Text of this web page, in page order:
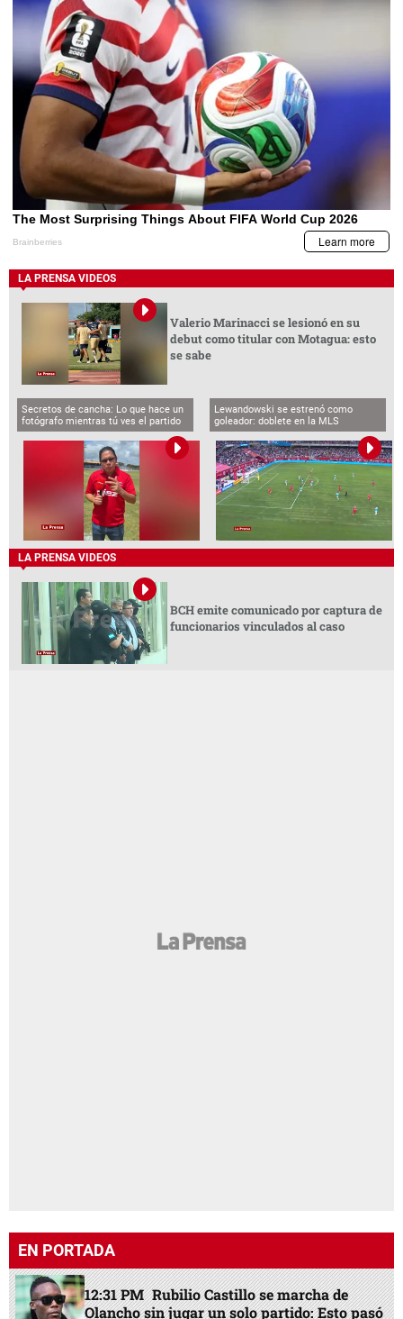
LA PRENSA VIDEOS
Valerio Marinacci se lesionó en su
debut como titular con Motagua: esto
se sabe
Secretos de cancha: Lo que hace un
fotógrafo mientras tú ves el partido
Lewandowski se estrenó como
goleador: doblete en la MLS
LA PRENSA VIDEOS
BCH emite comunicado por captura de
funcionarios vinculados al caso
EN PORTADA
12:31 PM Rubilio Castillo se marcha de
Olancho sin jugar un solo partido: Esto pasó